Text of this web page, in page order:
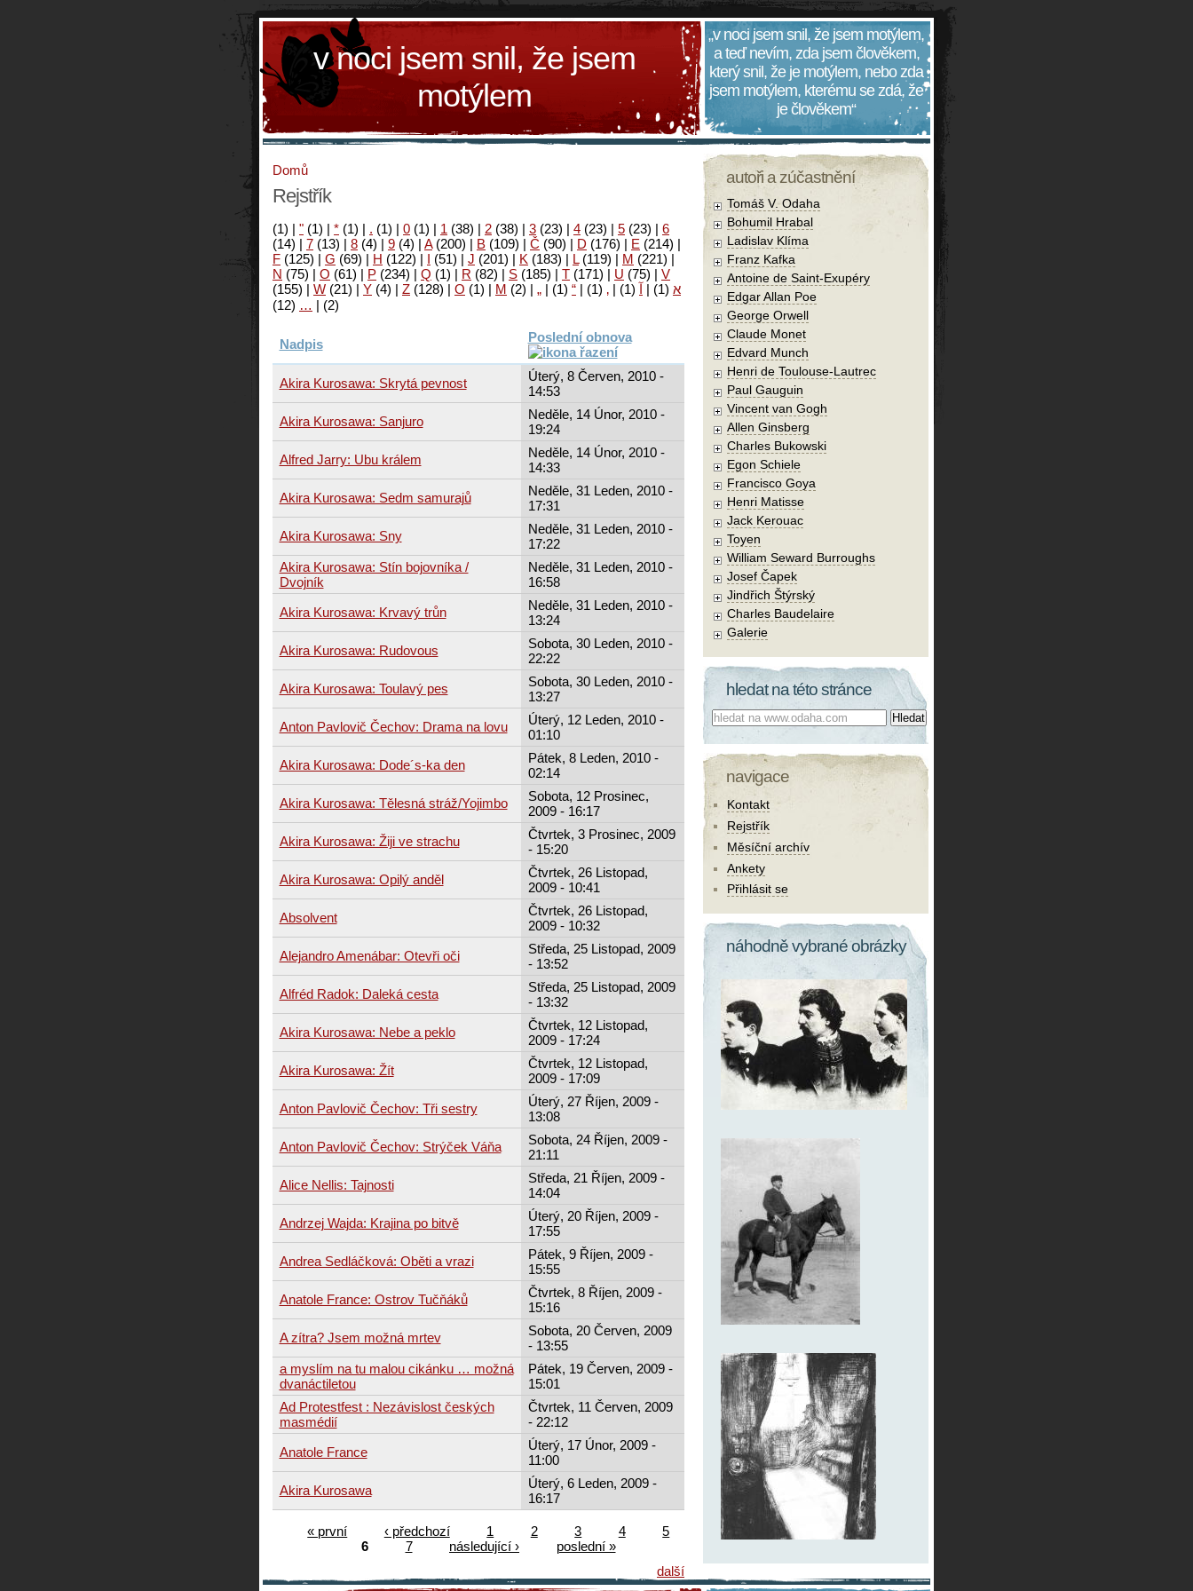
v noci jsem snil, že jsem
motýlem
„v noci jsem snil, že jsem motýlem,
a teď nevím, zda jsem člověkem,
který snil, že je motýlem, nebo zda
jsem motýlem, kterému se zdá, že
je člověkem“
Domů
Rejstřík
(1) | " (1) | * (1) | . (1) | 0 (1) | 1 (38) | 2 (38) | 3 (23) | 4 (23) | 5 (23) | 6
(14) | 7 (13) | 8 (4) | 9 (4) | A(200) | B (109) | Č (90) | D (176) | E (214) |
F (125) | G (69) | H (122) | I (51) | J (201) | K (183) | L(119) | M (221) |
N (75) | O (61) | P (234) | Q (1) | R (82) | S (185) | T (171) | U (75) | V
(155) | W (21) | Y (4) | Z (128) | Ο (1) | М (2) | א (1)
| آ (1)
|
‚
(1)
|
“
(1)
|
„
(2)
|
…
(12)
Nadpis Poslední obnova
Akira Kurosawa: Skrytá pevnost
Úterý, 8 Červen, 2010 -
14:53
Akira Kurosawa: Sanjuro
Neděle, 14 Únor, 2010 -
19:24
Alfred Jarry: Ubu králem
Neděle, 14 Únor, 2010 -
14:33
Akira Kurosawa: Sedm samurajů
Neděle, 31 Leden, 2010 -
17:31
Akira Kurosawa: Sny
Neděle, 31 Leden, 2010 -
17:22
Akira Kurosawa: Stín bojovníka /
Dvojník
Neděle, 31 Leden, 2010 -
16:58
Akira Kurosawa: Krvavý trůn
Neděle, 31 Leden, 2010 -
13:24
Akira Kurosawa: Rudovous
Sobota, 30 Leden, 2010 -
22:22
Akira Kurosawa: Toulavý pes
Sobota, 30 Leden, 2010 -
13:27
Anton Pavlovič Čechov: Drama na lovu
Úterý, 12 Leden, 2010 -
01:10
Akira Kurosawa: Dode´s-ka den
Pátek, 8 Leden, 2010 -
02:14
Akira Kurosawa: Tělesná stráž/Yojimbo
Sobota, 12 Prosinec,
2009 - 16:17
Akira Kurosawa: Žiji ve strachu
Čtvrtek, 3 Prosinec, 2009
- 15:20
Akira Kurosawa: Opilý anděl
Čtvrtek, 26 Listopad,
2009 - 10:41
Absolvent
Čtvrtek, 26 Listopad,
2009 - 10:32
Alejandro Amenábar: Otevři oči
Středa, 25 Listopad, 2009
- 13:52
Alfréd Radok: Daleká cesta
Středa, 25 Listopad, 2009
- 13:32
Akira Kurosawa: Nebe a peklo
Čtvrtek, 12 Listopad,
2009 - 17:24
Akira Kurosawa: Žít
Čtvrtek, 12 Listopad,
2009 - 17:09
Anton Pavlovič Čechov: Tři sestry
Úterý, 27 Říjen, 2009 -
13:08
Anton Pavlovič Čechov: Strýček Váňa
Sobota, 24 Říjen, 2009 -
21:11
Alice Nellis: Tajnosti
Středa, 21 Říjen, 2009 -
14:04
Andrzej Wajda: Krajina po bitvě
Úterý, 20 Říjen, 2009 -
17:55
Andrea Sedláčková: Oběti a vrazi
Pátek, 9 Říjen, 2009 -
15:55
Anatole France: Ostrov Tučňáků
Čtvrtek, 8 Říjen, 2009 -
15:16
A zítra? Jsem možná mrtev
Sobota, 20 Červen, 2009
- 13:55
a myslím na tu malou cikánku … možná
dvanáctiletou
Pátek, 19 Červen, 2009 -
15:01
Ad Protestfest : Nezávislost českých
masmédií
Čtvrtek, 11 Červen, 2009
- 22:12
Anatole France
Úterý, 17 Únor, 2009 -
11:00
Akira Kurosawa
Úterý, 6 Leden, 2009 -
16:17
« první ‹ předchozí 1 2 3 4
5
6
7 následující ›
poslední »
další
autoři a zúčastnění
Tomáš V. Odaha
Bohumil Hrabal
Ladislav Klíma
Franz Kafka
Antoine de Saint-Exupéry
Edgar Allan Poe
George Orwell
Claude Monet
Edvard Munch
Henri de Toulouse-Lautrec
Paul Gauguin
Vincent van Gogh
Allen Ginsberg
Charles Bukowski
Egon Schiele
Francisco Goya
Henri Matisse
Jack Kerouac
Toyen
William Seward Burroughs
Josef Čapek
Jindřich Štýrský
Charles Baudelaire
Galerie
hledat na této stránce
Co hledat:
navigace
Kontakt
Rejstřík
Měsíční archív
Ankety
Přihlásit se
náhodně vybrané obrázky